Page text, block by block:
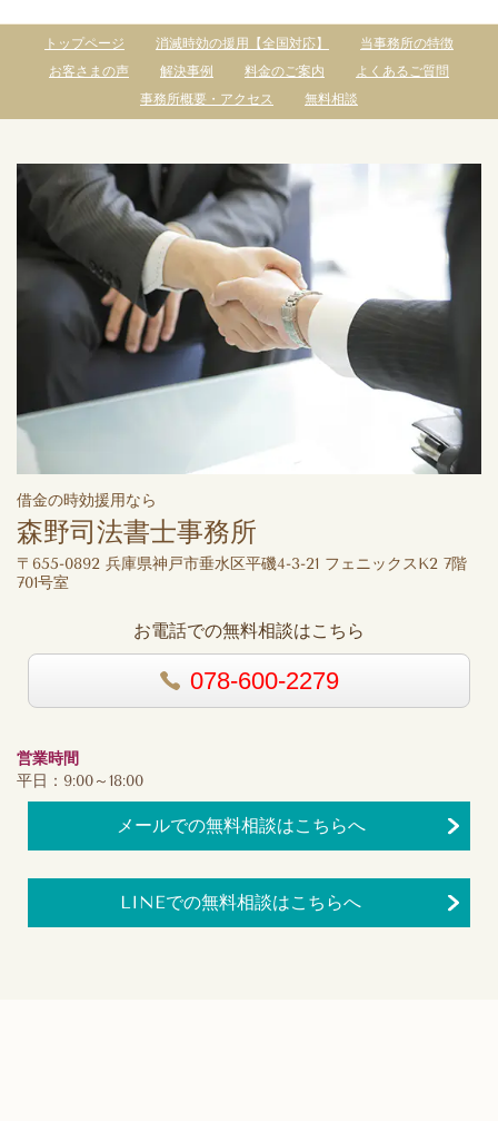
トップページ 消滅時効の援用【全国対応】
当事務所の特徴
お客さまの声
解決事例 料金のご案内
よくあるご質問
事務所概要・アクセス
無料相談
借金の時効援用なら
森野司法書士事務所
〒655-0892 兵庫県神戸市垂水区平磯4-3-21 フェニックスK2 7階
701号室
お電話での無料相談はこちら
078-600-2279
営業時間
平日：9:00～18:00
メールでの無料相談はこちらへ
LINEでの無料相談はこちらへ